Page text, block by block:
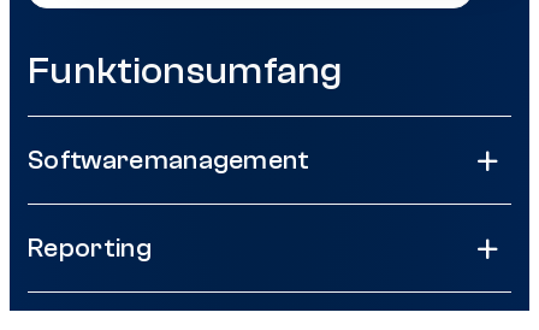
Funktionsumfang
Softwaremanagement
Reporting